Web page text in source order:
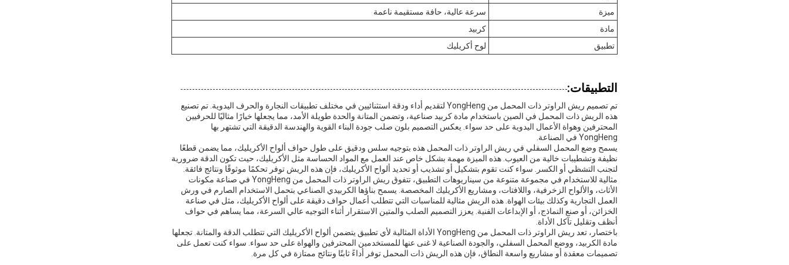
ميزة
سرعة عالية، حافة مستقيمة ناعمة
مادة
كربيد
تطبيق
لوح أكريليك
التطبيقات:
تم تصميم ريش الراوتر ذات المحمل من YongHeng لتقديم أداء ودقة استثنائيين في مختلف تطبيقات النجارة والحرف اليدوية. تم تصنيع
هذه الريش ذات المحمل في الصين باستخدام مادة كربيد صناعية، وتضمن المتانة والحدة طويلة الأمد، مما يجعلها خيارًا مثاليًا للحرفيين
المحترفين وهواة الأعمال اليدوية على حد سواء. يعكس التصميم بلون صلب جودة البناء القوية والهندسة الدقيقة التي تشتهر بها
YongHeng في الصناعة.
يسمح وضع المحمل السفلي في ريش الراوتر ذات المحمل هذه بتوجيه سلس ودقيق على طول حواف ألواح الأكريليك، مما يضمن قطعًا
نظيفة وتشطيبات خالية من العيوب. هذه الميزة مهمة بشكل خاص عند العمل مع المواد الحساسة مثل الأكريليك، حيث تكون الدقة ضرورية
لتجنب التشظي أو الكسر. سواء كنت تقوم بتشكيل أو تشذيب أو تحديد ألواح الأكريليك، فإن هذه الريش توفر تحكمًا موثوقًا ونتائج فائقة.
مثالية للاستخدام في مجموعة متنوعة من سيناريوهات التطبيق، تتفوق ريش الراوتر ذات المحمل من YongHeng في صناعة مكونات
الأثاث، والألواح الزخرفية، واللافتات، ومشاريع الأكريليك المخصصة. يسمح بناؤها الكربيدي الصناعي بتحمل الاستخدام الصارم في ورش
العمل التجارية وكذلك بيئات الهواة. هذه الريش مثالية للمناسبات التي تتطلب أعمال حواف دقيقة على ألواح الأكريليك، مثل في صناعة
الخزائن، أو صنع النماذج، أو الإبداعات الفنية. يعزز التصميم الصلب والمتين الاستقرار أثناء التوجيه عالي السرعة، مما يساهم في حواف
أنظف وتقليل تآكل الأداة.
باختصار، تعد ريش الراوتر ذات المحمل من YongHeng الأداة المثالية لأي تطبيق يتضمن ألواح الأكريليك التي تتطلب الدقة والمتانة. تجعلها
مادة الكربيد، ووضع المحمل السفلي، والجودة الصناعية لا غنى عنها للمستخدمين المحترفين والهواة على حد سواء. سواء كنت تعمل على
تصميمات معقدة أو مشاريع واسعة النطاق، فإن هذه الريش ذات المحمل توفر أداءً ثابتًا ونتائج ممتازة في كل مرة.